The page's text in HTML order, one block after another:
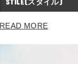
READ MORE